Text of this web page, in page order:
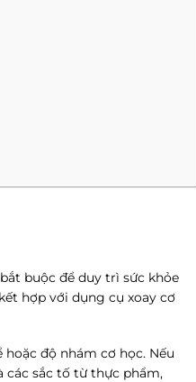
buộc để duy trì sức khỏe
hợp với dụng cụ xoay cơ
độ nhám cơ học. Nếu
các sắc tố từ thực phẩm,